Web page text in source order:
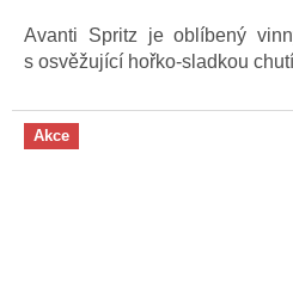
Avanti Spritz je oblíbený
s osvěžující hořko-sladkou
Akce